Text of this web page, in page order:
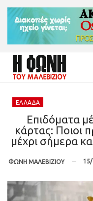
ΕΛΛΆΔΑ
Επιδόματα
κάρτας: Ποιοι
μέχρι σήμερα
ΦΩΝΗ ΜΑΛΕΒΙΖΙΟΥ 15/